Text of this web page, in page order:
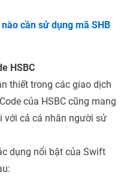
cần sử dụng mã SHB
HSBC
thiết trong các giao dịch
của HSBC cũng mang
với cả cá nhân người sử
dụng nổi bật của Swift